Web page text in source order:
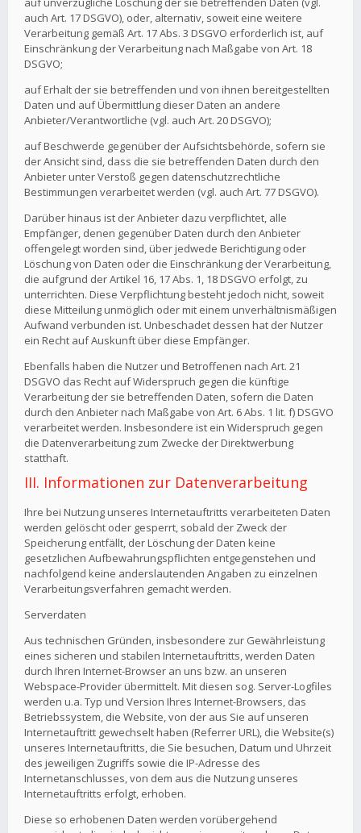
auch Art. 17 DSGVO), oder, alternativ, soweit eine weitere
Verarbeitung gemäß Art. 17 Abs. 3 DSGVO erforderlich ist, auf
Einschränkung der Verarbeitung nach Maßgabe von Art. 18
DSGVO;
auf Erhalt der sie betreffenden und von ihnen bereitgestellten
Daten und auf Übermittlung dieser Daten an andere
Anbieter/Verantwortliche (vgl. auch Art. 20 DSGVO);
auf Beschwerde gegenüber der Aufsichtsbehörde, sofern sie
der Ansicht sind, dass die sie betreffenden Daten durch den
Anbieter unter Verstoß gegen datenschutzrechtliche
Bestimmungen verarbeitet werden (vgl. auch Art. 77 DSGVO).
Darüber hinaus ist der Anbieter dazu verpflichtet, alle
Empfänger, denen gegenüber Daten durch den Anbieter
offengelegt worden sind, über jedwede Berichtigung oder
Löschung von Daten oder die Einschränkung der Verarbeitung,
die aufgrund der Artikel 16, 17 Abs. 1, 18 DSGVO erfolgt, zu
unterrichten. Diese Verpflichtung besteht jedoch nicht, soweit
diese Mitteilung unmöglich oder mit einem unverhältnismäßigen
Aufwand verbunden ist. Unbeschadet dessen hat der Nutzer
ein Recht auf Auskunft über diese Empfänger.
Ebenfalls haben die Nutzer und Betroffenen nach Art. 21
DSGVO das Recht auf Widerspruch gegen die künftige
Verarbeitung der sie betreffenden Daten, sofern die Daten
durch den Anbieter nach Maßgabe von Art. 6 Abs. 1 lit. f) DSGVO
verarbeitet werden. Insbesondere ist ein Widerspruch gegen
die Datenverarbeitung zum Zwecke der Direktwerbung
statthaft.
III. Informationen zur Datenverarbeitung
Ihre bei Nutzung unseres Internetauftritts verarbeiteten Daten
werden gelöscht oder gesperrt, sobald der Zweck der
Speicherung entfällt, der Löschung der Daten keine
gesetzlichen Aufbewahrungspflichten entgegenstehen und
nachfolgend keine anderslautenden Angaben zu einzelnen
Verarbeitungsverfahren gemacht werden.
Serverdaten
Aus technischen Gründen, insbesondere zur Gewährleistung
eines sicheren und stabilen Internetauftritts, werden Daten
durch Ihren Internet-Browser an uns bzw. an unseren
Webspace-Provider übermittelt. Mit diesen sog. Server-Logfiles
werden u.a. Typ und Version Ihres Internet-Browsers, das
Betriebssystem, die Website, von der aus Sie auf unseren
Internetauftritt gewechselt haben (Referrer URL), die Website(s)
unseres Internetauftritts, die Sie besuchen, Datum und Uhrzeit
des jeweiligen Zugriffs sowie die IP-Adresse des
Internetanschlusses, von dem aus die Nutzung unseres
Internetauftritts erfolgt, erhoben.
Diese so erhobenen Daten werden vorübergehend